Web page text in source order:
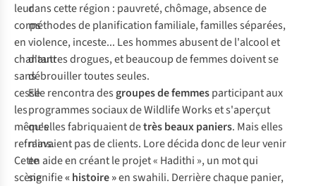
leur
corps
en
chantant
sans
cesse
les
mêmes
refrains.
Cette
scène
dans cette région : pauvreté, chômage, absence de
méthodes de planification familiale, familles séparées,
violence, inceste... Les hommes abusent de l'alcool et
d'autres drogues, et beaucoup de femmes doivent se
débrouiller toutes seules.
Elle rencontra des groupes de femmesparticipant aux
programmes sociaux de Wildlife Works et s'aperçut
qu'elles fabriquaient detrès beaux paniers. Mais elles
n'avaient pas de clients. Lore décida donc de leur venir
en aide en créant le projet « Hadithi », un mot qui
signifie« histoire »en swahili. Derrière chaque panier,